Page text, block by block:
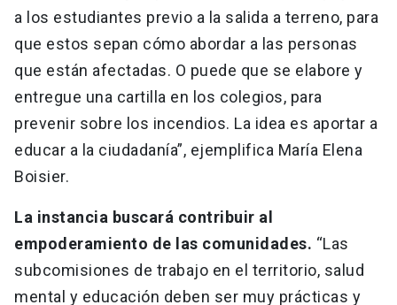
a los estudiantes previo a la salida a terreno, para
que estos sepan cómo abordar a las personas
que están afectadas. O puede que se elabore y
entregue una cartilla en los colegios, para
prevenir sobre los incendios. La idea es aportar a
educar a la ciudadanía”, ejemplifica María Elena
Boisier.
La instancia buscará contribuir al
empoderamiento de las comunidades. “Las
subcomisiones de trabajo en el territorio, salud
mental y educación deben ser muy prácticas y